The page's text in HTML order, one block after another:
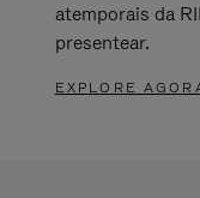
atemporais da
presentear.
EXPLORE